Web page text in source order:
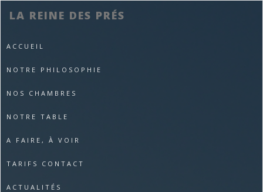
LA REINE DES PRÉS
ACCUEIL
NOTRE PHILOSOPHIE
NOS CHAMBRES
NOTRE TABLE
A FAIRE, À VOIR
TARIFS CONTACT
ACTUALITÉS